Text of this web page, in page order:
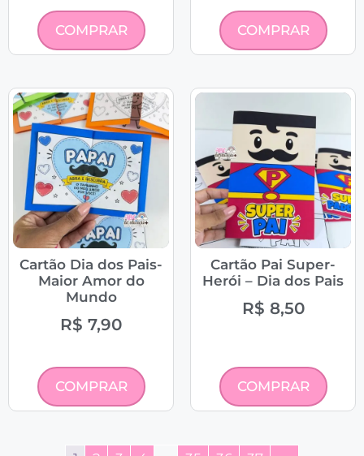
COMPRAR COMPRAR
Cartão Dia dos Pais-
Maior Amor do
Mundo
R$ 7,90
COMPRAR
Cartão Pai Super-
Herói – Dia dos Pais
R$ 8,50
COMPRAR